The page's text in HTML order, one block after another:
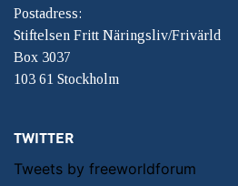
Postadress:
Stiftelsen Fritt Näringsliv/Frivärld
Box 3037
103 61 Stockholm
TWITTER
Tweets by freeworldforum